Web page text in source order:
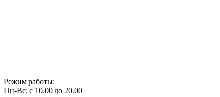
Режим работы:
Пн-Вс: с 10.00 до 20.00